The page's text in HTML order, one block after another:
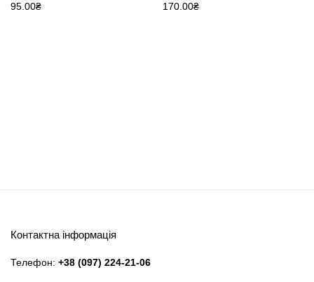
95.00₴ 170.00₴
Контактна інформація
Телефон: +38 (097) 224-21-06